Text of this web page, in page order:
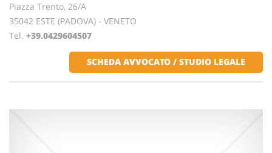
Piazza Trento, 26/A
35042 ESTE (PADOVA) - VENETO
Tel. +39.0429604507
SCHEDA AVVOCATO / STUDIO LEGALE